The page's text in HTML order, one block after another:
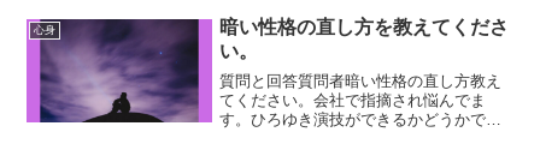
ら、過去の嫌なことや、もう関わってい
ない嫌いな人がどうでも良くな...
心身
暗い性格の直し方を教えてくださ
い。
質問と回答質問者暗い性格の直し方教え
てください。会社で指摘され悩んでま
す。ひろゆき演技ができるかどうかで性